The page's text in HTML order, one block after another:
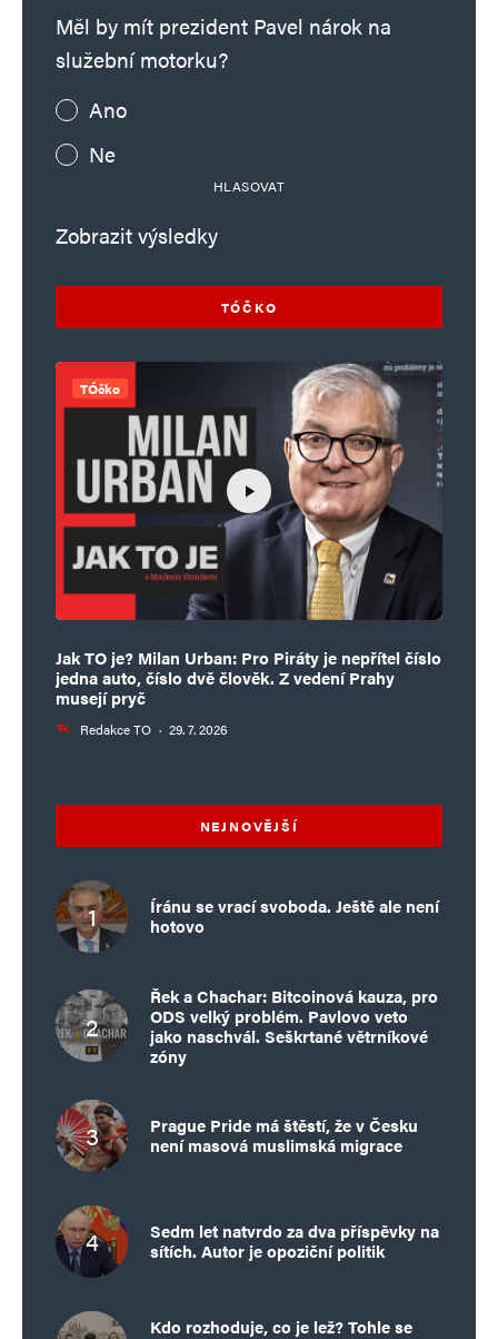
Měl by mít prezident Pavel nárok na
služební motorku?
Ano
Ne
HLASOVAT
Zobrazit výsledky
TÓČKO
TÓčko
Jak TO je? Milan Urban: Pro Piráty je nepřítel číslo
jedna auto, číslo dvě člověk. Z vedení Prahy
musejí pryč
Redakce TO · 29. 7. 2026
NEJNOVĚJŠÍ
Íránu se vrací svoboda. Ještě ale není
hotovo
Řek a Chachar: Bitcoinová kauza, pro
ODS velký problém. Pavlovo veto
jako naschvál. Seškrtané větrníkové
zóny
Prague Pride má štěstí, že v Česku
není masová muslimská migrace
Sedm let natvrdo za dva příspěvky na
sítích. Autor je opoziční politik
Kdo rozhoduje, co je lež? Tohle se